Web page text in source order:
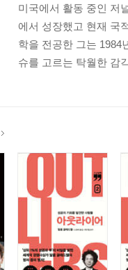
미국에서 활동 중인 저
에서 성장했고 현재 국
학을 전공한 그는 1984
슈를 고르는 탁월한 감